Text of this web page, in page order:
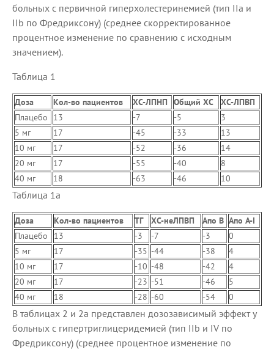
больных с первичной гиперхолестеринемией (тип IIа и
IIb по Фредриксону) (среднее скорректированное
процентное изменение по сравнению с исходным
значением).
Таблица 1
Доза Кол-во пациентов ХС-ЛПНП Общий ХС
ХС-ЛПВП
Плацебо
13 -7 -5
3
5 мг
17 -45 -33
13
10 мг
17 -52 -36
14
20 мг
17 -55 -40
8
40 мг
18 -63 -46 10
Таблица 1a
Доза Кол-во пациентов ТГ ХС-неЛПВП Апо В Aпо A-I
Плацебо
13 -3 -7 -3
0
5 мг
17 -35 -44 -38
4
10 мг
17 -10 -48 -42
4
20 мг
17 -23 -51 -46
5
40 мг
18 -28 -60 -54 0
В таблицах 2 и 2а представлен дозозависимый эффект у
больных с гипертриглицеридемией (тип IIb и IV по
Фредриксону) (среднее процентное изменение по